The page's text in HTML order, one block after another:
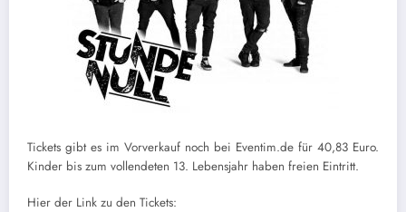
Tickets gibt es im Vorverkauf noch bei Eventim.de für 40,83 Euro.
Kinder bis zum vollendeten 13. Lebensjahr haben freien Eintritt.
Hier der Link zu den Tickets: